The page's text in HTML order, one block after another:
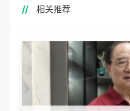
相关推荐